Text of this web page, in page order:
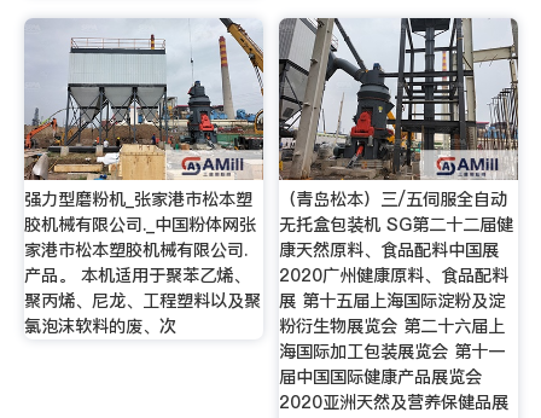
强力型磨粉机_张家港市松本塑
胶机械有限公司._中国粉体网张
家港市松本塑胶机械有限公司.
产品。 本机适用于聚苯乙烯、
聚丙烯、尼龙、工程塑料以及聚
氯泡沫软料的废、次
（青岛松本）三/五伺服全自动
无托盒包装机 SG第二十二届健
康天然原料、食品配料中国展
2020广州健康原料、食品配料
展 第十五届上海国际淀粉及淀
粉衍生物展览会 第二十六届上
海国际加工包装展览会 第十一
届中国国际健康产品展览会
2020亚洲天然及营养保健品展